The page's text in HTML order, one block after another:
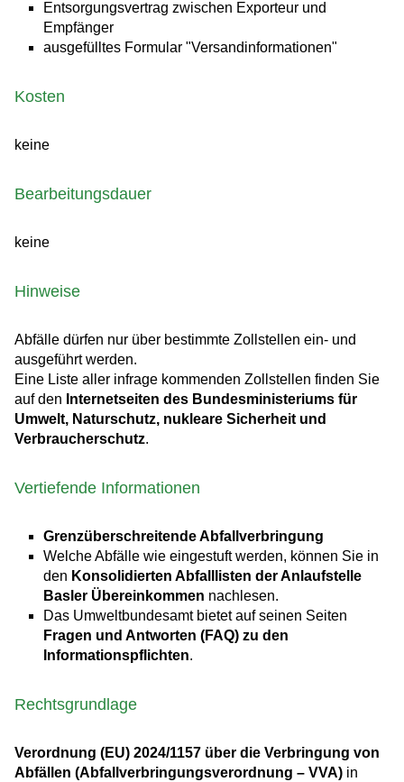
Entsorgungsvertrag zwischen Exporteur und
Empfänger
ausgefülltes Formular "Versandinformationen"
Kosten
keine
Bearbeitungsdauer
keine
Hinweise
Abfälle dürfen nur über bestimmte Zollstellen ein- und
ausgeführt werden.
Eine Liste aller infrage kommenden Zollstellen finden Sie
auf den Internetseiten des Bundesministeriums für
Umwelt, Naturschutz, nukleare Sicherheit und
Verbraucherschutz.
Vertiefende Informationen
Grenzüberschreitende Abfallverbringung
Welche Abfälle wie eingestuft werden, können Sie in
den Konsolidierten Abfalllisten der Anlaufstelle
Basler Übereinkommen nachlesen.
Das Umweltbundesamt bietet auf seinen Seiten
Fragen und Antworten (FAQ) zu den
Informationspflichten.
Rechtsgrundlage
Verordnung (EU) 2024/1157 über die Verbringung von
Abfällen (Abfallverbringungsverordnung – VVA) in